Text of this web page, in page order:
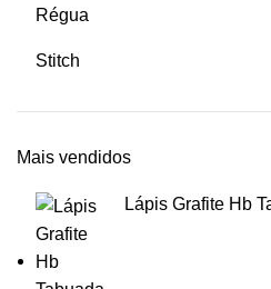
Régua
Stitch
Mais vendidos
Lápis Grafite Hb